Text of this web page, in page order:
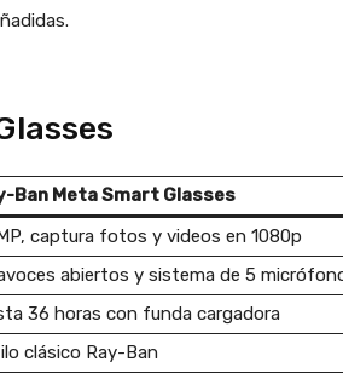
Ban Meta Smart Glasses
captura fotos y videos en 1080p
abiertos y sistema de 5
36 horas con funda cargadora
clásico Ray-Ban